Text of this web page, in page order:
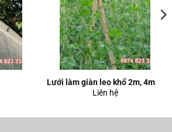
Lưới làm giàn leo khổ 2m, 4m
Liên hệ